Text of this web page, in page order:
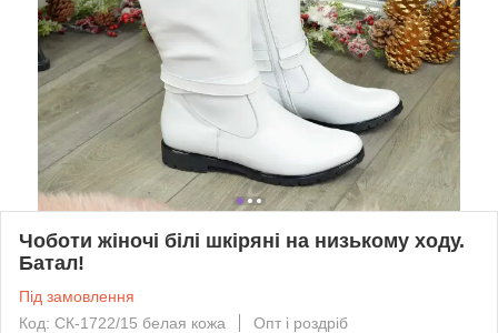
Чоботи жіночі білі шкіряні на низькому ходу.
Батал!
Під замовлення
Код: СК-1722/15 белая кожа
Опт і роздріб